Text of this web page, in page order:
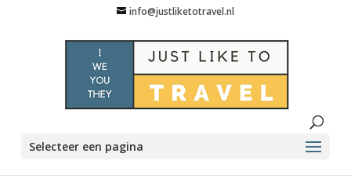
info@justliketotravel.nl
Selecteer een pagina